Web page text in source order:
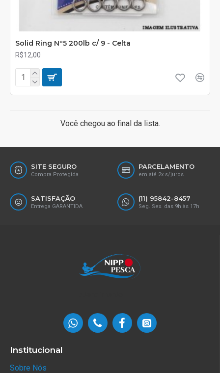
Solid Ring Nº5 200lb c/ 9 - Celta
R$12,00
Você chegou ao final da lista.
SITE SEGURO
Compra Protegida
PARCELAMENTO
em até 2x s/juros
SATISFAÇÃO
Entrega GARANTIDA
(11) 95842-8457
Seg. Sex. das 9h às 17h
Institucional
Sobre Nós